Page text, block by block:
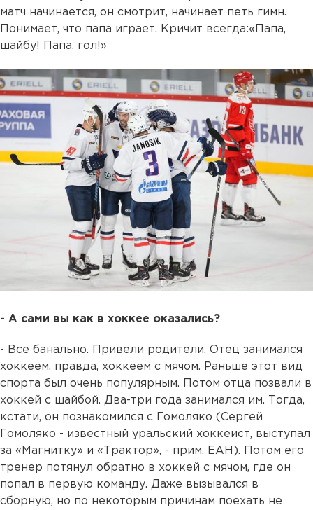
матч начинается, он смотрит, начинает петь гимн.
Понимает, что папа играет. Кричит всегда:«Папа,
шайбу! Папа, гол!»
- А сами вы как в хоккее оказались?
- Все банально. Привели родители. Отец занимался
хоккеем, правда, хоккеем с мячом. Раньше этот вид
спорта был очень популярным. Потом отца позвали в
хоккей с шайбой. Два-три года занимался им. Тогда,
кстати, он познакомился с Гомоляко (Сергей
Гомоляко - известный уральский хоккеист, выступал
за «Магнитку» и «Трактор», - прим. ЕАН). Потом его
тренер потянул обратно в хоккей с мячом, где он
попал в первую команду. Даже вызывался в
сборную, но по некоторым причинам поехать не